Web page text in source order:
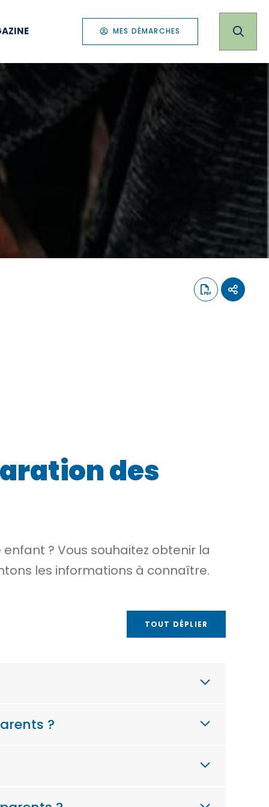
MES DÉMARCHES
des
? Vous souhaitez obtenir la
les informations à connaître.
TOUT DÉPLIER
?